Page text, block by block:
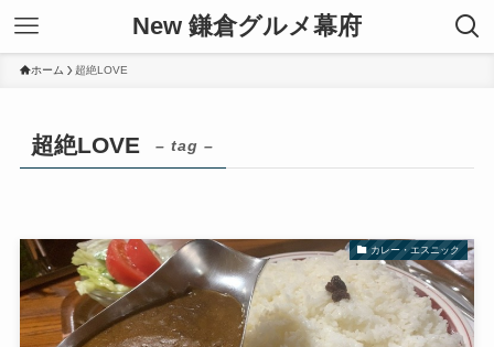
New 鎌倉グルメ幕府
ホーム 超絶LOVE
超絶LOVE – tag –
カレー・エスニック